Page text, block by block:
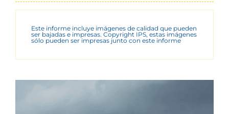
Este informe incluye imágenes de calidad que pueden
ser bajadas e impresas. Copyright IPS, estas imágenes
sólo pueden ser impresas junto con este informe